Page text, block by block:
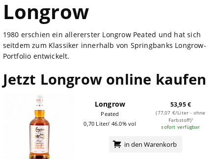
Longrow
1980 erschien ein allererster Longrow Peated und hat sich
seitdem zum Klassiker innerhalb von Springbanks Longrow-
Portfolio entwickelt.
Jetzt Longrow online kaufen
Longrow
Peated
0,70 Liter/ 46.0% vol
53,95 €
(77,07 €/Liter - ohne
Farbstoff)¹
sofort verfügbar
in den Warenkorb